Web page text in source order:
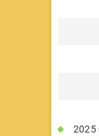
2025